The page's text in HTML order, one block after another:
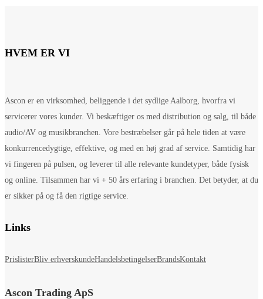
HVEM ER VI
Ascon er en virksomhed, beliggende i det sydlige Aalborg, hvorfra vi
servicerer vores kunder. Vi beskæftiger os med distribution og salg, til både
audio/AV og musikbranchen. Vore bestræbelser går på hele tiden at være
konkurrencedygtige, effektive, og med en høj grad af service. Samtidig har
vi fingeren på pulsen, og leverer til alle relevante kundetyper, både fysisk
og online. Tilsammen har vi + 50 års erfaring i branchen. Det betyder, at du
er sikker på og få den rigtige service.
Links
PrislisterBliv erhverskundeHandelsbetingelserBrandsKontakt
Ascon Trading ApS